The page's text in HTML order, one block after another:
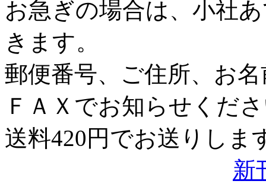
お急ぎの場合は、小社
きます。
郵便番号、ご住所、お
ＦＡＸでお知らせくだ
送料420円でお送りしま
新